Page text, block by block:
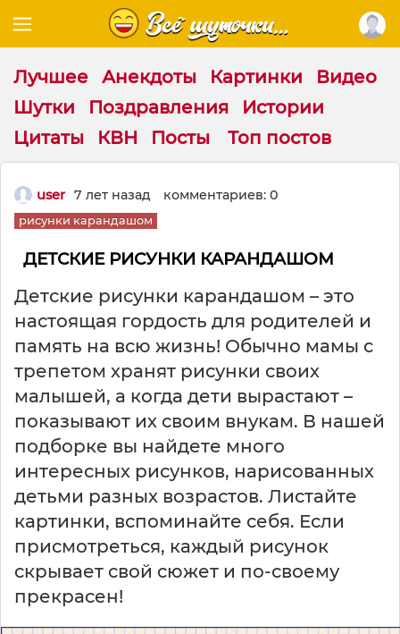
Лучшее Анекдоты Картинки
Видео
Шутки
Поздравления
Истории
Цитаты
КВН Посты Топ постов
user 7 лет назад комментариев: 0
рисунки карандашом
ДЕТСКИЕ РИСУНКИ КАРАНДАШОМ
Детские рисунки карандашом – это
настоящая гордость для родителей и
память на всю жизнь! Обычно мамы с
трепетом хранят рисунки своих
малышей, а когда дети вырастают –
показывают их своим внукам. В нашей
подборке вы найдете много
интересных рисунков, нарисованных
детьми разных возрастов. Листайте
картинки, вспоминайте себя. Если
присмотреться, каждый рисунок
скрывает свой сюжет и по-своему
прекрасен!